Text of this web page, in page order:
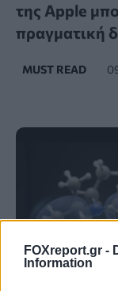
FOXreport.gr -
Information
της Apple
πραγματική
MUST READ